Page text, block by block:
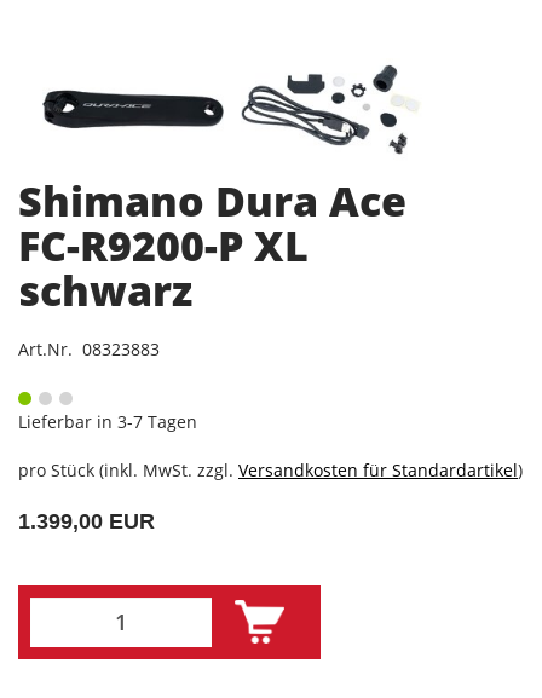
Shimano Dura Ace
FC-R9200-P XL
schwarz
Art.Nr. 08323883
Lieferbar in 3-7 Tagen
pro Stück (inkl. MwSt. zzgl. Versandkosten für Standardartikel)
1.399,00 EUR